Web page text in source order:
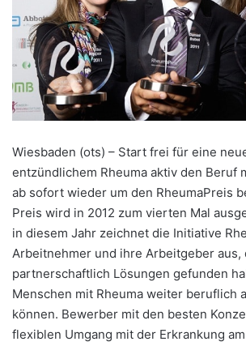
Wiesbaden (ots) – Start frei für eine
entzündlichem Rheuma aktiv den Beruf
ab sofort wieder um den RheumaPreis
Preis wird in 2012 zum vierten Mal
in diesem Jahr zeichnet die Initiative
Arbeitnehmer und ihre Arbeitgeber aus,
partnerschaftlich Lösungen gefunden
Menschen mit Rheuma weiter beruflich
können. Bewerber mit den besten
flexiblen Umgang mit der Erkrankung